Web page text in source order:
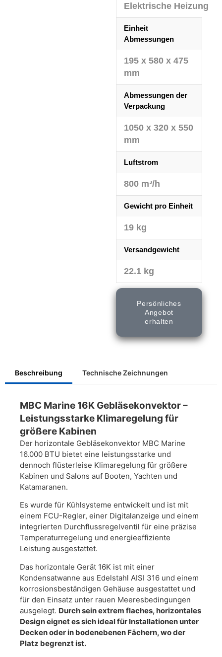
Elektrische Heizung
Einheit
Abmessungen
195 x 580 x 475
mm
Abmessungen der
Verpackung
1050 x 320 x 550
mm
Luftstrom
800 m³/h
Gewicht pro Einheit
19 kg
Versandgewicht
22.1 kg
Persönliches
Angebot
erhalten
Beschreibung Technische Zeichnungen
MBC Marine 16K Gebläsekonvektor –
Leistungsstarke Klimaregelung für
größere Kabinen
Der horizontale Gebläsekonvektor MBC Marine
16.000 BTU bietet eine leistungsstarke und
dennoch flüsterleise Klimaregelung für größere
Kabinen und Salons auf Booten, Yachten und
Katamaranen.
Es wurde für Kühlsysteme entwickelt und ist mit
einem FCU-Regler, einer Digitalanzeige und einem
integrierten Durchflussregelventil für eine präzise
Temperaturregelung und energieeffiziente
Leistung ausgestattet.
Das horizontale Gerät 16K ist mit einer
Kondensatwanne aus Edelstahl AISI 316 und einem
korrosionsbeständigen Gehäuse ausgestattet und
für den Einsatz unter rauen Meeresbedingungen
ausgelegt. Durch sein extrem flaches, horizontales
Design eignet es sich ideal für Installationen unter
Decken oder in bodenebenen Fächern, wo der
Platz begrenzt ist.